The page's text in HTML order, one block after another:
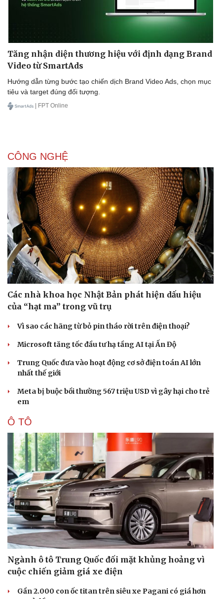
Văn hóa
Văn học
Di sản
Thời trang
Tăng nhận diện thương hiệu với định dạng Brand
Video từ SmartAds
Hướng dẫn từng bước tạo chiến dịch Brand Video Ads, chọn mục
tiêu và target đúng đối tượng.
| FPT Online
CÔNG NGHỆ
Các nhà khoa học Nhật Bản phát hiện dấu hiệu
của “hạt ma” trong vũ trụ
Vì sao các hãng từ bỏ pin tháo rời trên điện thoại?
Microsoft tăng tốc đầu tư hạ tầng AI tại Ấn Độ
Trung Quốc đưa vào hoạt động cơ sở điện toán AI lớn
nhất thế giới
Meta bị buộc bồi thường 567 triệu USD vì gây hại cho trẻ
em
Ô TÔ
Ngành ô tô Trung Quốc đối mặt khủng hoảng vì
cuộc chiến giảm giá xe điện
Gần 2.000 con ốc titan trên siêu xe Pagani có giá hơn